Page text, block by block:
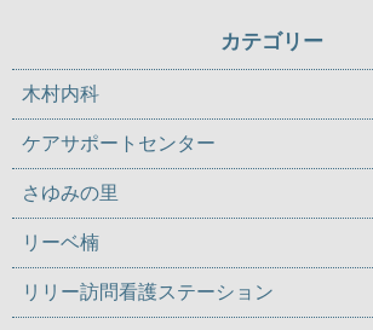
カテゴリー
木村内科
ケアサポートセンター
さゆみの里
リーベ楠
リリー訪問看護ステーション